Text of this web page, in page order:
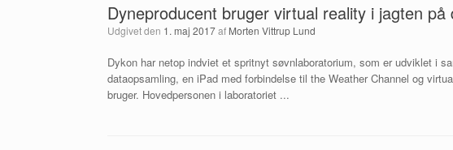
Dyneproducent bruger virtual reality i jagten
Udgivet den 1. maj 2017af Morten Vittrup Lund
Dykon har netop indviet et spritnyt søvnlaboratorium, som er udviklet i
dataopsamling, en iPad med forbindelse til the Weather Channel og
bruger. Hovedpersonen i laboratoriet ...